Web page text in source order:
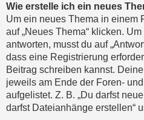
Wie erstelle ich ein neues
Um ein neues Thema in einem
auf „Neues Thema“ klicken.
antworten, musst du auf
dass eine Registrierung
Beitrag schreiben kannst.
jeweils am Ende der Foren-
aufgelistet. Z. B. „Du darfst
darfst Dateianhänge erstellen“